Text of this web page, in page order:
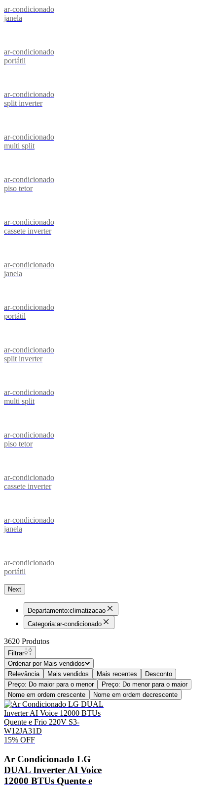
ar-condicionado
janela
ar-condicionado
portátil
ar-condicionado
split inverter
ar-condicionado
multi split
ar-condicionado
piso tetor
ar-condicionado
cassete inverter
ar-condicionado
janela
ar-condicionado
portátil
ar-condicionado
split inverter
ar-condicionado
multi split
ar-condicionado
piso tetor
ar-condicionado
cassete inverter
ar-condicionado
janela
ar-condicionado
portátil
Next
Departamento:climatizacao
Categoria:ar-condicionado
3620 Produtos
Filtrar
Ordenar por Mais vendidos
Relevância
Mais vendidos Mais recentes
Desconto
Preço: Do maior para o menor
Preço: Do menor para o maior
Nome em ordem crescente
Nome em ordem decrescente
15% OFF
Ar Condicionado LG
DUAL Inverter AI Voice
12000 BTUs Quente e